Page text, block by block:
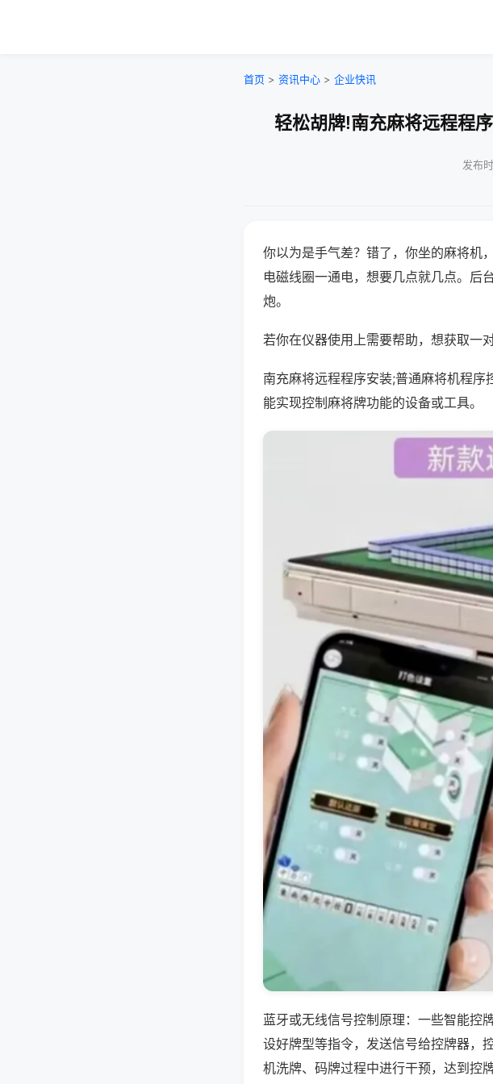
首页 > 资讯中心 > 企业快讯
轻松胡牌!南充麻将远程程
发布
你以为是手气差？错了，你坐的麻将机
电磁线圈一通电，想要几点就几点。后
炮。
若你在仪器使用上需要帮助，想获取一
南充麻将远程程序安装;普通麻将机程
能实现控制麻将牌功能的设备或工具。
蓝牙或无线信号控制原理：一些智能控
设好牌型等指令，发送信号给控牌器，
机洗牌、码牌过程中进行干预，达到控牌